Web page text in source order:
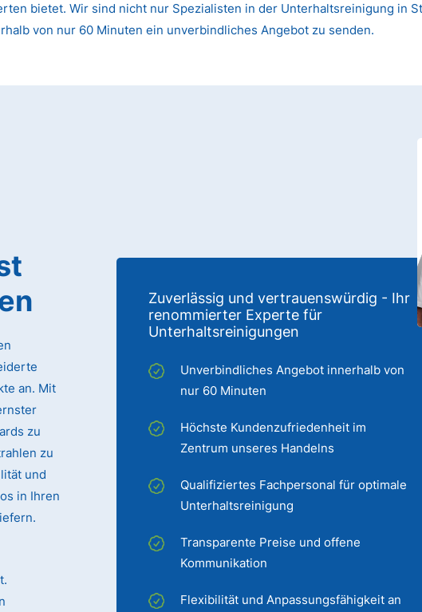
bietet. Wir sind nicht nur Spezialisten in der Unterhaltsreinigung in
von nur 60 Minuten ein unverbindliches Angebot zu senden.
Zuverlässig und vertrauenswürdig - Ihr
renommierter Experte für
Unterhaltsreinigungen
Unverbindliches Angebot innerhalb von
nur 60 Minuten
Höchste Kundenzufriedenheit im
Zentrum unseres Handelns
Qualifiziertes Fachpersonal für optimale
Unterhaltsreinigung
Transparente Preise und offene
Kommunikation
Flexibilität und Anpassungsfähigkeit an
an. Mit
zu
zu
und
in Ihren